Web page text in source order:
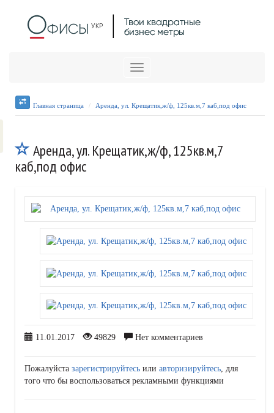
Меню
Главная страница Аренда, ул. Крещатик,ж/ф, 125кв.м,7 каб,под офис
Аренда, ул. Крещатик,ж/ф, 125кв.м,7
каб,под офис
11.01.2017 49829 Нет комментариев
Пожалуйста зарегистрируйтесь или авторизируйтесь, для
того что бы воспользоваться рекламными функциями